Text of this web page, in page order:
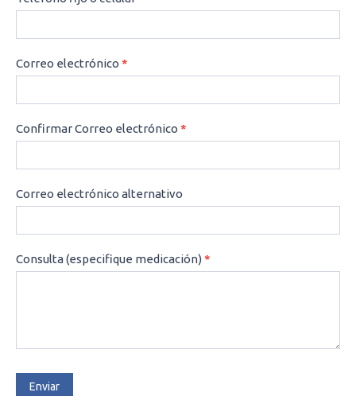
Correo electrónico *
Confirmar Correo electrónico *
Correo electrónico alternativo
Consulta (especifique medicación)*
Enviar